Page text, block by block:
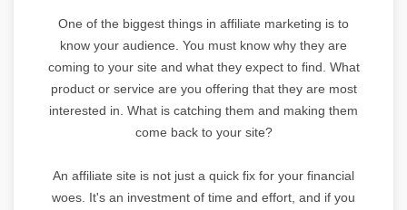
One of the biggest things in affiliate marketing is to
know your audience. You must know why they are
coming to your site and what they expect to find. What
product or service are you offering that they are most
interested in. What is catching them and making them
come back to your site?
An affiliate site is not just a quick fix for your financial
woes. It's an investment of time and effort, and if you